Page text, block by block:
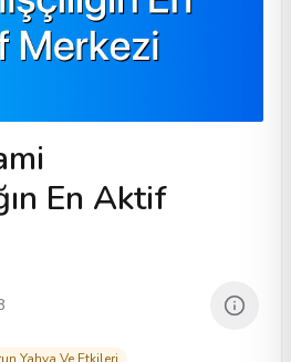
En Aktif